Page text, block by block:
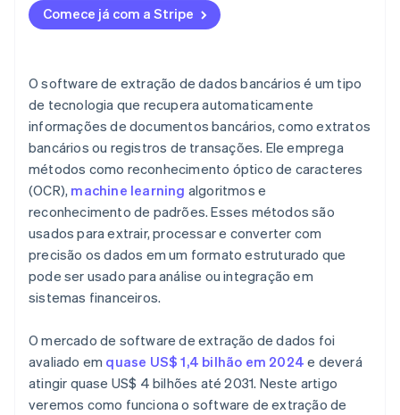
Comece já com a Stripe
O software de extração de dados bancários é um tipo
de tecnologia que recupera automaticamente
informações de documentos bancários, como extratos
bancários ou registros de transações. Ele emprega
métodos como reconhecimento óptico de caracteres
(OCR), machine learning algoritmos e
reconhecimento de padrões. Esses métodos são
usados para extrair, processar e converter com
precisão os dados em um formato estruturado que
pode ser usado para análise ou integração em
sistemas financeiros.
O mercado de software de extração de dados foi
avaliado em quase US$ 1,4 bilhão em 2024 e deverá
atingir quase US$ 4 bilhões até 2031. Neste artigo
veremos como funciona o software de extração de